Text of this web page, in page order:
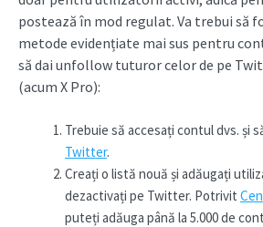
postează în mod regulat. Va trebui să
metode evidențiate mai sus pentru
să dai unfollow tuturor celor de pe
(acum X Pro):
Trebuie să accesați contul dvs. și
Twitter.
Creați o listă nouă și adăugați
dezactivați pe Twitter. Potrivit
puteți adăuga până la 5.000 de